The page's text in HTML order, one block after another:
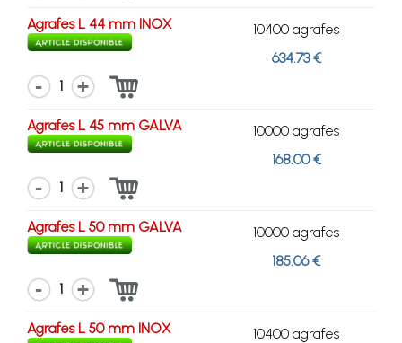
Agrafes L 44 mm INOX
10400 agrafes
634.73 €
1
Agrafes L 45 mm GALVA
10000 agrafes
168.00 €
1
Agrafes L 50 mm GALVA
10000 agrafes
185.06 €
1
Agrafes L 50 mm INOX
10400 agrafes